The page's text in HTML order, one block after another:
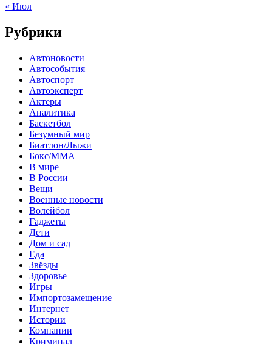
« Июл
Рубрики
Автоновости
Автособытия
Автоспорт
Автоэксперт
Актеры
Аналитика
Баскетбол
Безумный мир
Биатлон/Лыжи
Бокс/MMA
В мире
В России
Вещи
Военные новости
Волейбол
Гаджеты
Дети
Дом и сад
Еда
Звёзды
Здоровье
Игры
Импортозамещение
Интернет
Истории
Компании
Криминал